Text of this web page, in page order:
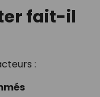
fait-il
: